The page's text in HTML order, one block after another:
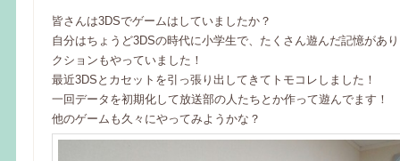
皆さんは3DSでゲームはしていましたか？
自分はちょうど3DSの時代に小学生で、たくさん遊んだ記憶があ
クションもやっていました！
最近3DSとカセットを引っ張り出してきてトモコレしました！
一回データを初期化して放送部の人たちとか作って遊んでます！
他のゲームも久々にやってみようかな？